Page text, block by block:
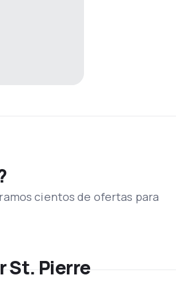
cientos de ofertas para
St. Pierre